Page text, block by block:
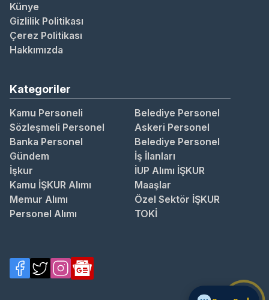
Künye
Gizlilik Politikası
Çerez Politikası
Hakkımızda
Kategoriler
Kamu Personeli
Belediye Personel
Sözleşmeli Personel
Askeri Personel
Banka Personel
Belediye Personel
Gündem
İş İlanları
İşkur
İUP Alımı İŞKUR
Kamu İŞKUR Alımı
Maaşlar
Memur Alımı
Özel Sektör İŞKUR
Personel Alımı
TOKİ